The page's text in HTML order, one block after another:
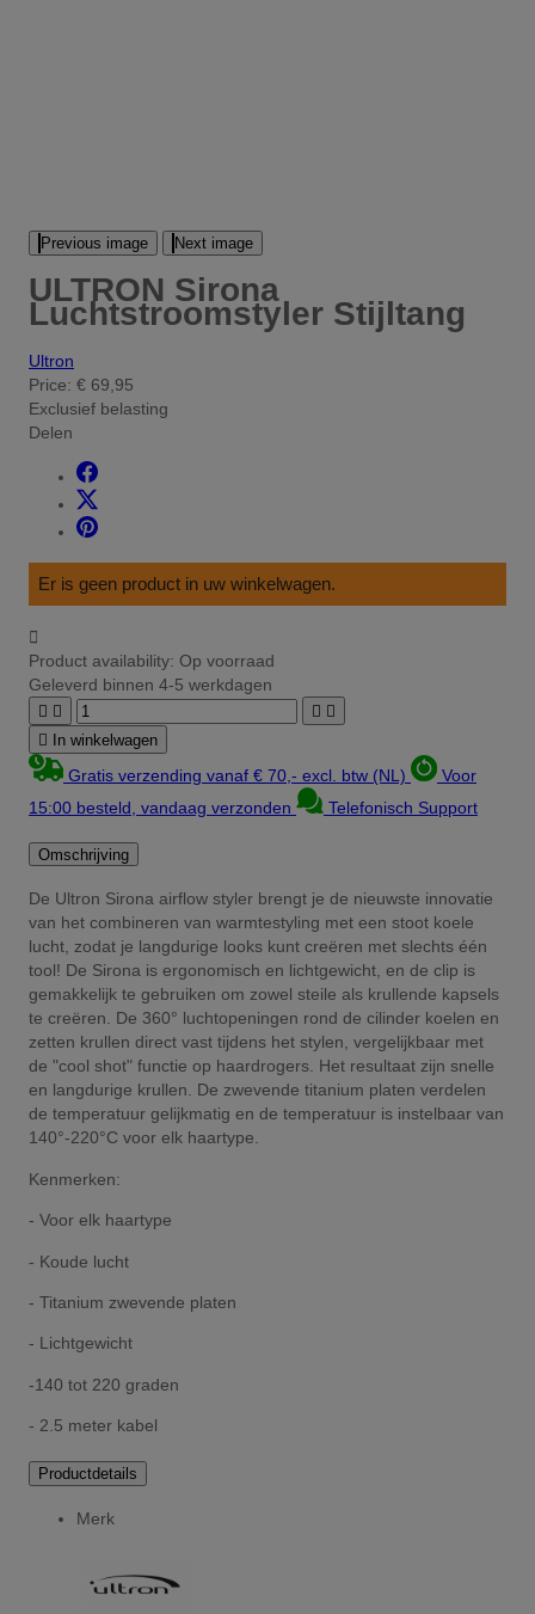
Previous image Next image
ULTRON Sirona
Luchtstroomstyler Stijltang
Ultron
Price: € 69,95
Exclusief belasting
Delen
Er is geen product in uw winkelwagen.

Product availability: Op voorraad
Geleverd binnen 4-5 werkdagen
   
 In winkelwagen
Gratis verzending vanaf € 70,- excl. btw (NL)
Voor
15:00 besteld, vandaag verzonden
Telefonisch Support
Omschrijving
De Ultron Sirona airflow styler brengt je de nieuwste innovatie
van het combineren van warmtestyling met een stoot koele
lucht, zodat je langdurige looks kunt creëren met slechts één
tool! De Sirona is ergonomisch en lichtgewicht, en de clip is
gemakkelijk te gebruiken om zowel steile als krullende kapsels
te creëren. De 360° luchtopeningen rond de cilinder koelen en
zetten krullen direct vast tijdens het stylen, vergelijkbaar met
de "cool shot" functie op haardrogers. Het resultaat zijn snelle
en langdurige krullen. De zwevende titanium platen verdelen
de temperatuur gelijkmatig en de temperatuur is instelbaar van
140°-220°C voor elk haartype.
Kenmerken:
- Voor elk haartype
- Koude lucht
- Titanium zwevende platen
- Lichtgewicht
-140 tot 220 graden
- 2.5 meter kabel
Productdetails
Merk